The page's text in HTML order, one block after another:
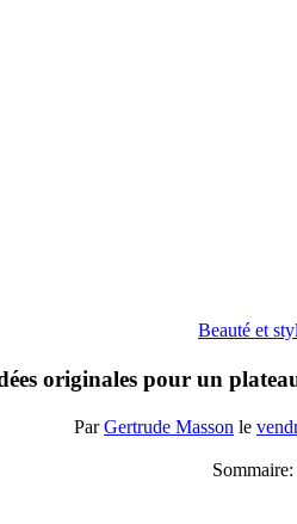
Beauté et
originales pour un
ParGertrude Masson le
Sommaire: